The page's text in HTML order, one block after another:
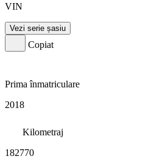
VIN
Vezi serie șasiu
Copiat
Prima înmatriculare
2018
Kilometraj
182770